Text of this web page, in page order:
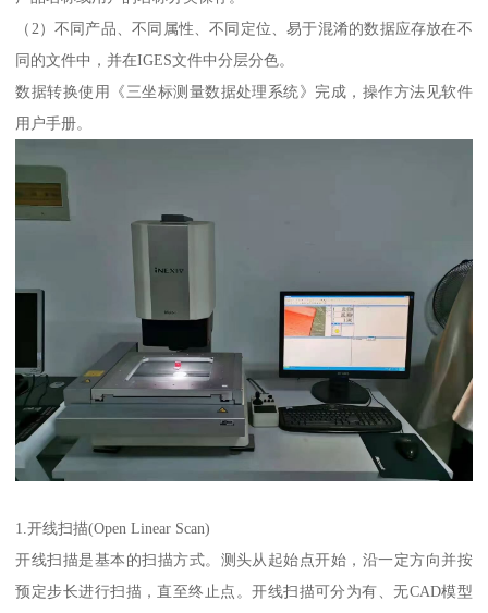
（2）不同产品、不同属性、不同定位、易于混淆的数据应存放在不
同的文件中，并在IGES文件中分层分色。
数据转换使用《三坐标测量数据处理系统》完成，操作方法见软件
用户手册。
1.开线扫描(Open Linear Scan)
开线扫描是基本的扫描方式。测头从起始点开始，沿一定方向并按
预定步长进行扫描，直至终止点。开线扫描可分为有、无CAD模型